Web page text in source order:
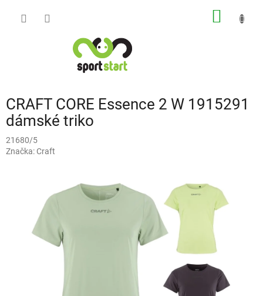
CRAFT CORE Essence 2 W 1915291
dámské triko
21680/5
Značka:Craft